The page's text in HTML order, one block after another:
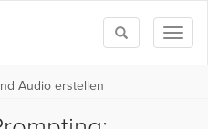
Toggle
search
Audio erstellen